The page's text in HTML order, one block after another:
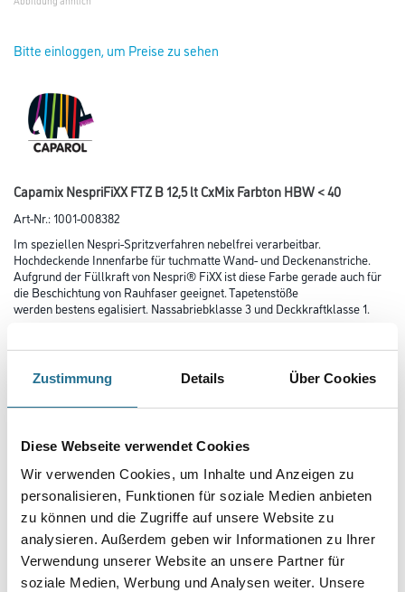
Zustimmung Details Über Cookies
Diese Webseite verwendet Cookies
Wir verwenden Cookies, um Inhalte und Anzeigen zu
personalisieren, Funktionen für soziale Medien anbieten
zu können und die Zugriffe auf unsere Website zu
analysieren. Außerdem geben wir Informationen zu Ihrer
Verwendung unserer Website an unsere Partner für
soziale Medien, Werbung und Analysen weiter. Unsere
Bitte einloggen, um Preise zu sehen
Capamix NespriFiXX FTZ B 12,5 lt CxMix Farbton HBW < 40
Art-Nr.:1001-008382
Im speziellen Nespri-Spritzverfahren nebelfrei verarbeitbar.
Hochdeckende Innen­farbe für tuchmatte Wand- und Decken­anstriche.
Aufgrund der Füllkraft von Nespri® FiXX ist diese Farbe gerade auch für
die Beschich­tung von Rauhfaser geeignet. Tapetenstöße
werden bestens egalisiert. Nassabriebklasse 3 und Deckkraftklasse 1.
Farbtonbezeichnung